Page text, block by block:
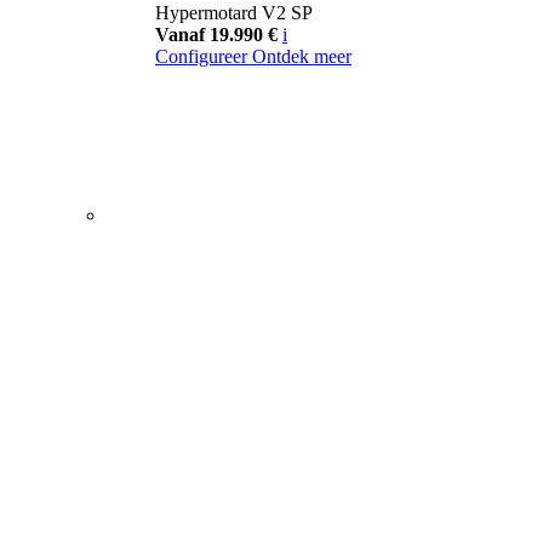
Hypermotard V2 SP
Vanaf 19.990 € i
Configureer Ontdek meer